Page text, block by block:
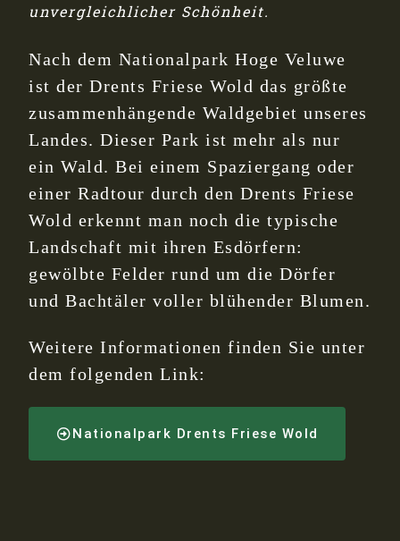
unvergleichlicher Schönheit.
Nach dem Nationalpark Hoge Veluwe
ist der Drents Friese Wold das größte
zusammenhängende Waldgebiet unseres
Landes. Dieser Park ist mehr als nur
ein Wald. Bei einem Spaziergang oder
einer Radtour durch den Drents Friese
Wold erkennt man noch die typische
Landschaft mit ihren Esdörfern:
gewölbte Felder rund um die Dörfer
und Bachtäler voller blühender Blumen.
Weitere Informationen finden Sie unter
dem folgenden Link:
Nationalpark Drents Friese Wold